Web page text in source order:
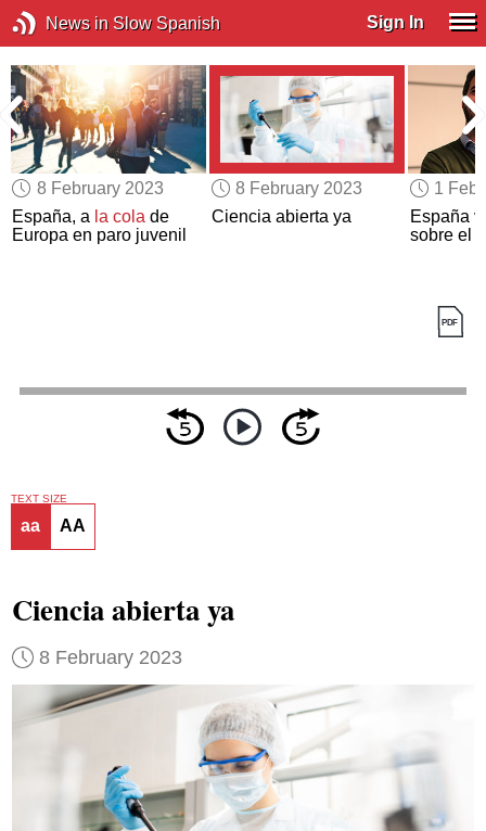
News in Slow Spanish Sign In
8 February 2023
España, a la cola de
Europa en paro juvenil
8 February 2023
Ciencia abierta ya
1
España
sobre el
TEXT SIZE
aa AA
Ciencia abierta ya
8 February 2023